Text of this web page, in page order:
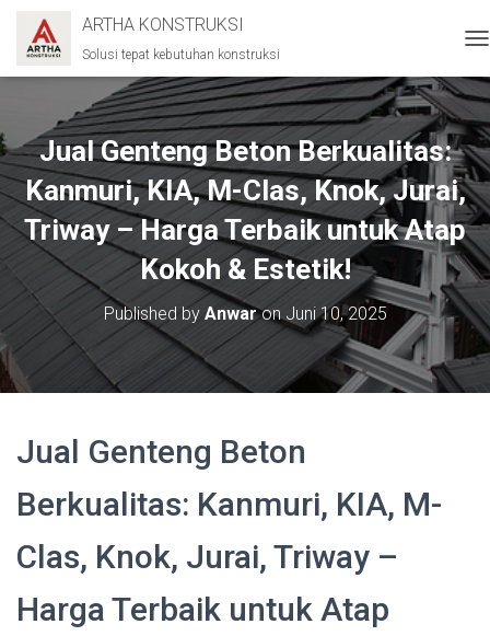
ARTHA KONSTRUKSI
Solusi tepat kebutuhan konstruksi
O
G
G
L
E
N
A
V
I
G
A
I
Jual Genteng Beton Berkualitas:
Kanmuri, KIA, M-Clas, Knok, Jurai,
Triway – Harga Terbaik untuk Atap
Kokoh & Estetik!
Published by AnwaronJuni 10, 2025
Jual Genteng Beton
Berkualitas: Kanmuri, KIA, M-
Clas, Knok, Jurai, Triway –
Harga Terbaik untuk Atap